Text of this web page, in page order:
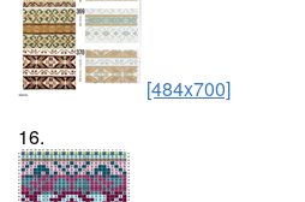
[484x700]
16.